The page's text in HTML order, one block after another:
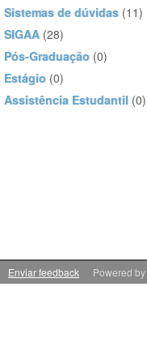
Sistemas de dúvidas (11)
SIGAA (28)
Pós-Graduação (0)
Estágio (0)
Assistência Estudantil (0)
Enviar feedback Powered by